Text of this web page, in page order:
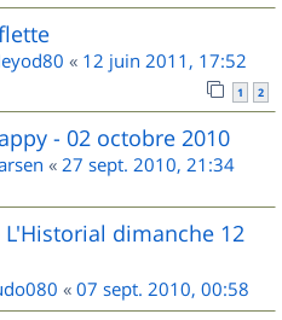
« 12 juin 2011, 17:52
1 2
- 02 octobre 2010
« 27 sept. 2010, 21:34
L'Historial dimanche 12
« 07 sept. 2010, 00:58